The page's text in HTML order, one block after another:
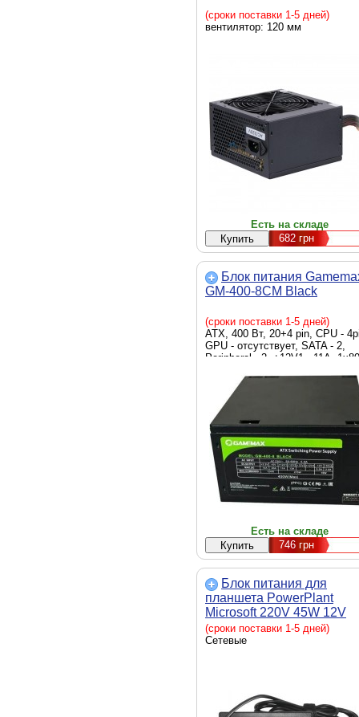
(сроки поставки 1-5 дней)
вентилятор: 120 мм
Есть на складе
682грн
Блок питания
GM-400-8CM Black
(сроки поставки 1-5 дней)
ATX, 400 Вт, 20+4 pin, CPU -
GPU - отсутствует, SATA - 2,
Peripheral - 2, +12V1 - 11A, 1x80
Есть на складе
746грн
Блок питания для
планшета PowerPlant
Microsoft 220V 45W 12V
3.6A (5pin) (MI43ASPE)
(сроки поставки 1-5 дней)
Сетевые